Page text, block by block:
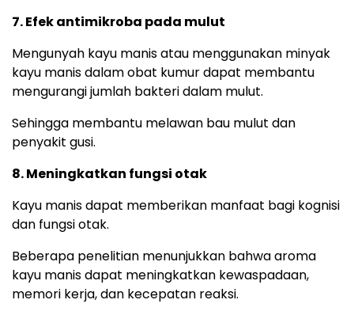
7. Efek antimikroba pada mulut
Mengunyah kayu manis atau menggunakan minyak
kayu manis dalam obat kumur dapat membantu
mengurangi jumlah bakteri dalam mulut.
Sehingga membantu melawan bau mulut dan
penyakit gusi.
8. Meningkatkan fungsi otak
Kayu manis dapat memberikan manfaat bagi kognisi
dan fungsi otak.
Beberapa penelitian menunjukkan bahwa aroma
kayu manis dapat meningkatkan kewaspadaan,
memori kerja, dan kecepatan reaksi.